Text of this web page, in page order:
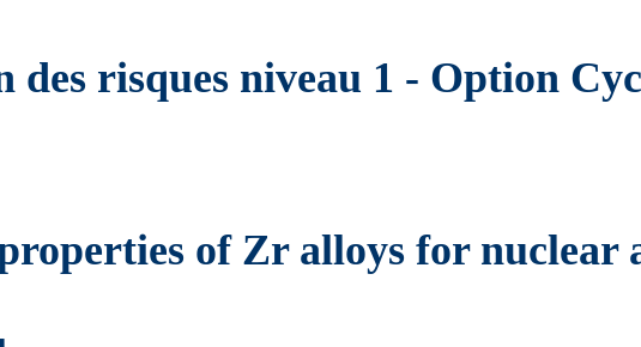
des risques niveau 1 - Option
of Zr alloys for nuclear